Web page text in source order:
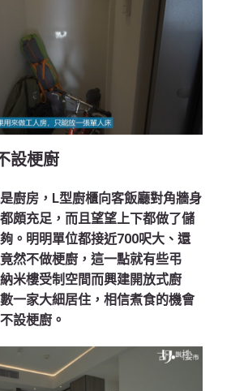
設梗廚
廚房，L型廚櫃向客飯廳對角牆身
頗充足，而且望望上下都做了儲
。明明單位都接近700呎大、還
然不做梗廚，這一點就有些弔
米樓受制空間而興建開放式廚
一家大細居住，相信煮食的機會
設梗廚。